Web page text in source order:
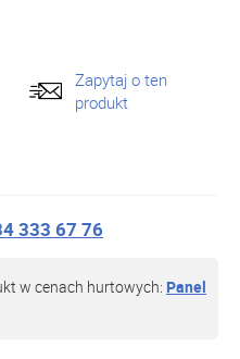
Zapytaj o ten
produkt
333 67 76
w cenach hurtowych: Panel